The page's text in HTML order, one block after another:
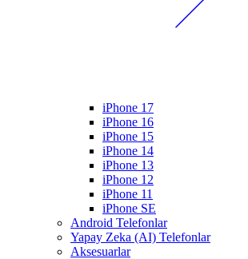
iPhone 17
iPhone 16
iPhone 15
iPhone 14
iPhone 13
iPhone 12
iPhone 11
iPhone SE
Android Telefonlar
Yapay Zeka (AI) Telefonlar
Aksesuarlar